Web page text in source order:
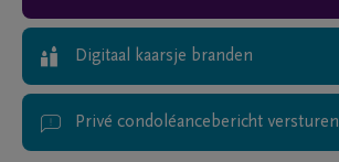
Digitaal kaarsje branden
Privé condoléancebericht versturen